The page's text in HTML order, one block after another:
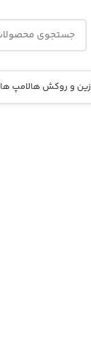
زین و روکش هالامپ ها